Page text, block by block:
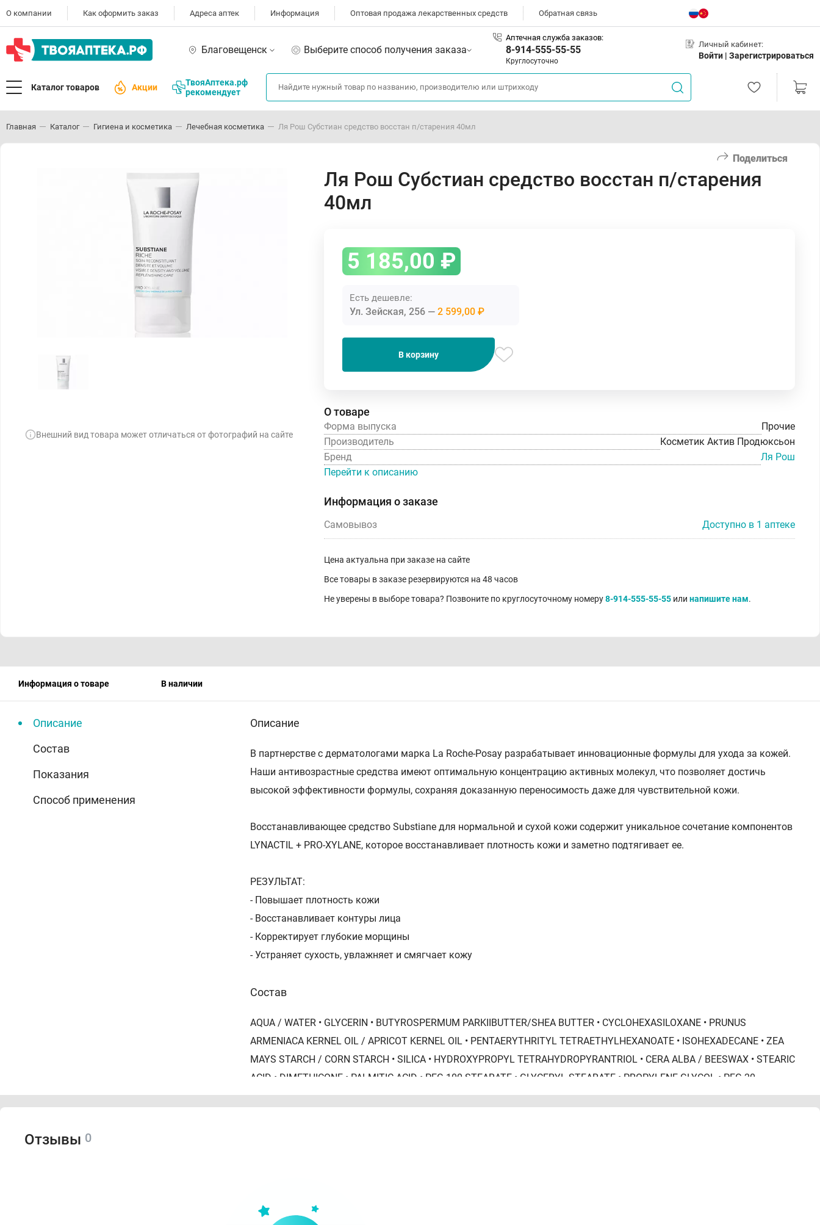
О компании Как оформить заказ Адреса аптек Информация Оптовая продажа лекарственных средств Обратная связь
Благовещенск Выберите способ получения заказа
Аптечная служба заказов:
8-914-555-55-55
Круглосуточно
Личный кабинет:
Войти | Зарегистрироваться
Каталог товаров Акции
ТвояАптека.рф
рекомендует
Главная Каталог Гигиена и косметика Лечебная косметика Ля Рош Субстиан средство восстан п/старения 40мл
Поделиться
Внешний вид товара может отличаться от фотографий на сайте
Ля Рош Субстиан средство восстан п/старения
40мл
5 185,00 ₽
Есть дешевле:
Ул. Зейская, 256 2 599,00 ₽
В корзину
О товаре
Форма выпуска
Прочие
Производитель
Косметик Актив Продюксьон
Бренд
Ля Рош
Перейти к описанию
Информация о заказе
Самовывоз Доступно в 1 аптеке
Цена актуальна при заказе на сайте
Все товары в заказе резервируются на 48 часов
Не уверены в выборе товара? Позвоните по круглосуточному номеру8-914-555-55-55 или напишите нам.
Информация о товаре В наличии
Описание
Состав
Показания
Способ применения
Описание
В партнерстве с дерматологами марка La Roche-Posay разрабатывает инновационные формулы для ухода за кожей.
Наши антивозрастные средства имеют оптимальную концентрацию активных молекул, что позволяет достичь
высокой эффективности формулы, сохраняя доказанную переносимость даже для чувствительной кожи.
Восстанавливающее средство Substiane для нормальной и сухой кожи содержит уникальное сочетание компонентов
LYNACTIL + PRO-XYLANE, которое восстанавливает плотность кожи и заметно подтягивает ее.
РЕЗУЛЬТАТ:
- Повышает плотность кожи
- Восстанавливает контуры лица
- Корректирует глубокие морщины
- Устраняет сухость, увлажняет и смягчает кожу
Состав
AQUA / WATER • GLYCERIN • BUTYROSPERMUM PARKIIBUTTER/SHEA BUTTER • CYCLOHEXASILOXANE • PRUNUS
ARMENIACA KERNEL OIL / APRICOT KERNEL OIL • PENTAERYTHRITYL TETRAETHYLHEXANOATE • ISOHEXADECANE • ZEA
MAYS STARCH / CORN STARCH • SILICA • HYDROXYPROPYL TETRAHYDROPYRANTRIOL • CERA ALBA / BEESWAX • STEARIC
ACID • DIMETHICONE • PALMITIC ACID • PEG-100 STEARATE • GLYCERYL STEARATE • PROPYLENE GLYCOL • PEG-20
STEARATE • STEARYL ALCOHOL • BIS-PEG-18 METHYL ETHER DIMETHYL SILANE • DIMETHICONOL • ARGININE PCA • SERINE •
Снижение плотности кожи/Нечеткий овал лица.
Отзывы 0